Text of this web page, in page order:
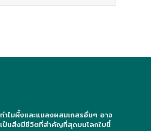
ทำไมผึ้งและแมลงผสมเกสรอื่นๆ อาจ
เป็นสิ่งมีชีวิตที่สำคัญที่สุดบนโลกใบนี้